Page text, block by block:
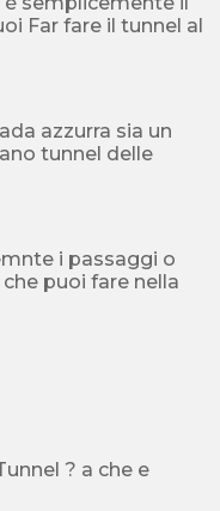
Far fare il tunnel al
azzurra sia un
tunnel delle
i passaggi o
puoi fare nella
? a che e